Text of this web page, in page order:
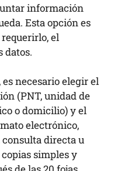
información
Esta opción es
el
datos.
necesario elegir el
(PNT, unidad de
o domicilio) y el
electrónico,
directa u
simples y